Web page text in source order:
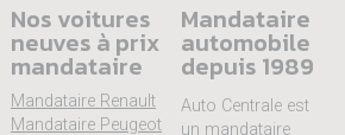
Nos voitures
neuves à prix
mandataire
Mandataire Renault
Mandataire Peugeot
Mandataire
automobile
depuis 1989
Auto Centrale est
un mandataire